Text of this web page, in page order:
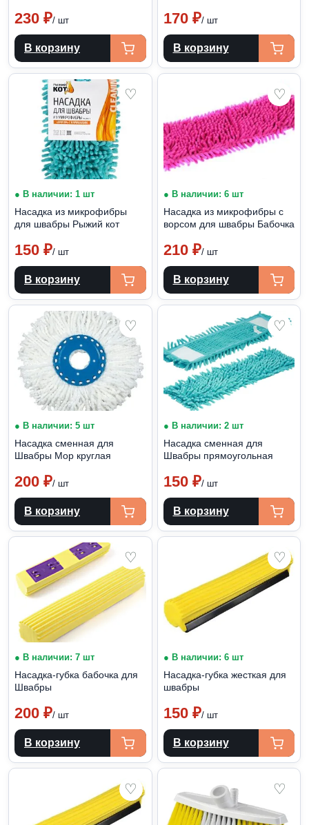
230 ₽/ шт
В корзину
170 ₽/ шт
В корзину
♡
● В наличии: 1 шт
Насадка из микрофибры
для швабры Рыжий кот
150 ₽/ шт
В корзину
♡
● В наличии: 6 шт
Насадка из микрофибры с
ворсом для швабры Бабочка
210 ₽/ шт
В корзину
♡
● В наличии: 5 шт
Насадка сменная для
Швабры Mop круглая
200 ₽/ шт
В корзину
♡
● В наличии: 2 шт
Насадка сменная для
Швабры прямоугольная
150 ₽/ шт
В корзину
♡
● В наличии: 7 шт
Насадка-губка бабочка для
Швабры
200 ₽/ шт
В корзину
♡
● В наличии: 6 шт
Насадка-губка жесткая для
швабры
150 ₽/ шт
В корзину
♡ ♡